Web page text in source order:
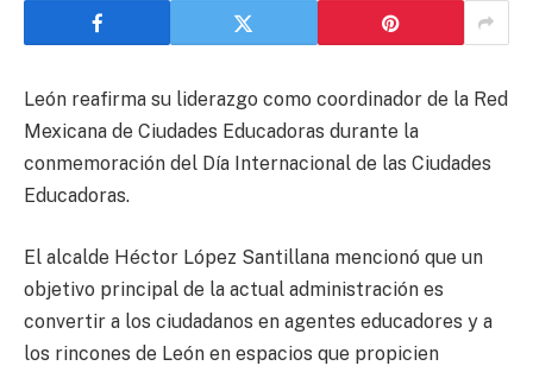
León reafirma su liderazgo como coordinador de la Red
Mexicana de Ciudades Educadoras durante la
conmemoración del Día Internacional de las Ciudades
Educadoras.
El alcalde Héctor López Santillana mencionó que un
objetivo principal de la actual administración es
convertir a los ciudadanos en agentes educadores y a
los rincones de León en espacios que propicien